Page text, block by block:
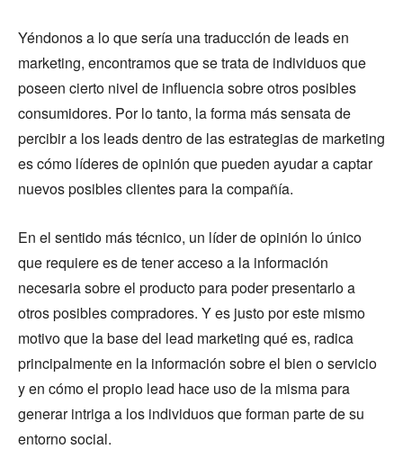
Yéndonos a lo que sería una traducción de leads en
marketing, encontramos que se trata de individuos que
poseen cierto nivel de influencia sobre otros posibles
consumidores. Por lo tanto, la forma más sensata de
percibir a los leads dentro de las estrategias de marketing
es cómo líderes de opinión que pueden ayudar a captar
nuevos posibles clientes para la compañía.
En el sentido más técnico, un líder de opinión lo único
que requiere es de tener acceso a la información
necesaria sobre el producto para poder presentarlo a
otros posibles compradores. Y es justo por este mismo
motivo que la base del lead marketing qué es, radica
principalmente en la información sobre el bien o servicio
y en cómo el propio lead hace uso de la misma para
generar intriga a los individuos que forman parte de su
entorno social.